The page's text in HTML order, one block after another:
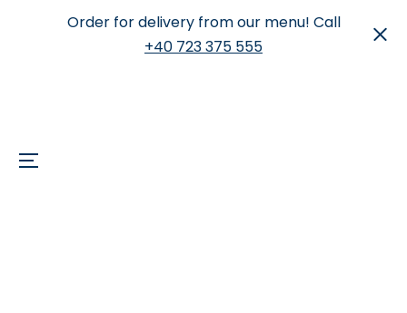
Order for delivery from our menu! Call
+40 723 375 555
Menu